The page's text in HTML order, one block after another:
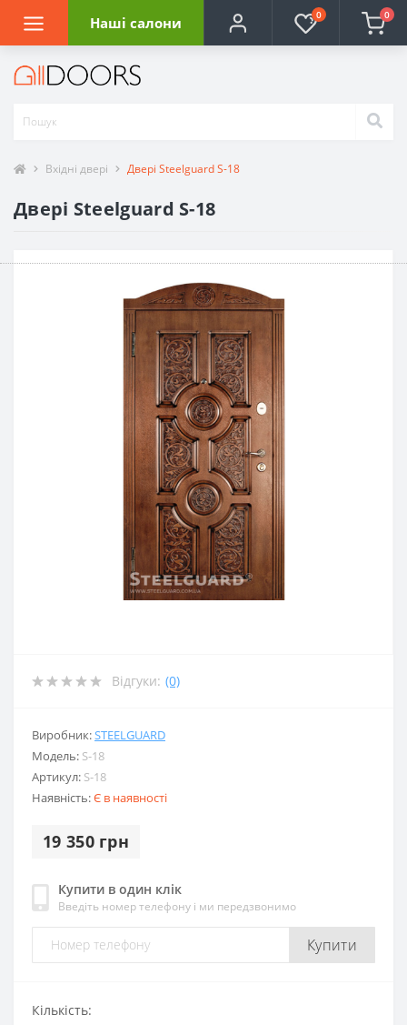
Наші салони 0 0
Вхідні двері Двері Steelguard S-18
Двері Steelguard S-18
Відгуки: (0)
Виробник:STEELGUARD
Модель: S-18
Артикул: S-18
Наявність:Є в наявності
19 350 грн
Купити в один клік
Введіть номер телефону і ми передзвонимо
Купити
Кількість: